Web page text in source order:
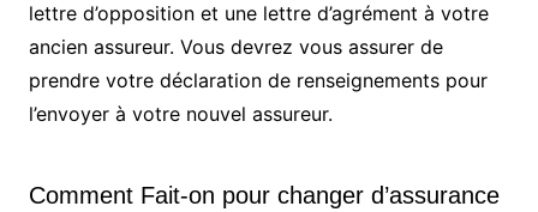
lettre d’opposition et une lettre d’agrément à votre
ancien assureur. Vous devrez vous assurer de
prendre votre déclaration de renseignements pour
l’envoyer à votre nouvel assureur.
Comment Fait-on pour changer d’assurance